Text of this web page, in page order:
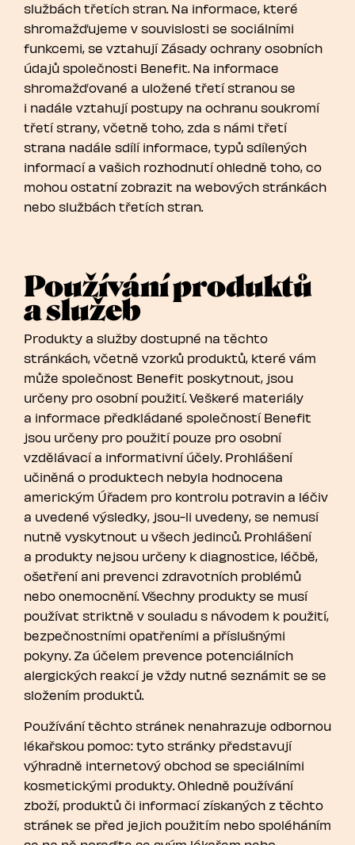
službách třetích stran. Na informace, které
shromažďujeme v souvislosti se sociálními
funkcemi, se vztahují Zásady ochrany osobních
údajů společnosti Benefit. Na informace
shromažďované a uložené třetí stranou se
i nadále vztahují postupy na ochranu soukromí
třetí strany, včetně toho, zda s námi třetí
strana nadále sdílí informace, typů sdílených
informací a vašich rozhodnutí ohledně toho, co
mohou ostatní zobrazit na webových stránkách
nebo službách třetích stran.
Používání produktů
a služeb
Produkty a služby dostupné na těchto
stránkách, včetně vzorků produktů, které vám
může společnost Benefit poskytnout, jsou
určeny pro osobní použití. Veškeré materiály
a informace předkládané společností Benefit
jsou určeny pro použití pouze pro osobní
vzdělávací a informativní účely. Prohlášení
učiněná o produktech nebyla hodnocena
americkým Úřadem pro kontrolu potravin a léčiv
a uvedené výsledky, jsou-li uvedeny, se nemusí
nutně vyskytnout u všech jedinců. Prohlášení
a produkty nejsou určeny k diagnostice, léčbě,
ošetření ani prevenci zdravotních problémů
nebo onemocnění. Všechny produkty se musí
používat striktně v souladu s návodem k použití,
bezpečnostními opatřeními a příslušnými
pokyny. Za účelem prevence potenciálních
alergických reakcí je vždy nutné seznámit se se
složením produktů.
Používání těchto stránek nenahrazuje odbornou
lékařskou pomoc: tyto stránky představují
výhradně internetový obchod se speciálními
kosmetickými produkty. Ohledně používání
zboží, produktů či informací získaných z těchto
stránek se před jejich použitím nebo spoléháním